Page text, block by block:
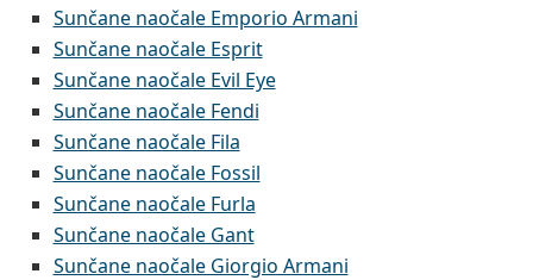
Sunčane naočale Emporio Armani
Sunčane naočale Esprit
Sunčane naočale Evil Eye
Sunčane naočale Fendi
Sunčane naočale Fila
Sunčane naočale Fossil
Sunčane naočale Furla
Sunčane naočale Gant
Sunčane naočale Giorgio Armani